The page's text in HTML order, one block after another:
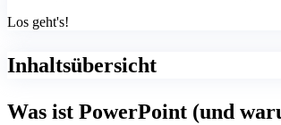
Los geht's!
Inhaltsübersicht
Was ist PowerPoint (und